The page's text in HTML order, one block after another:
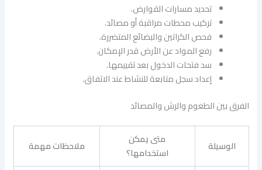
تحديد مسارات القوارض.
تركيب محطات مراقبة أو مصائد.
فحص الكراتين والبضائع المتضررة.
رفع المواد عن الأرض قدر الإمكان.
سد فتحات الدخول بعد تقييمها.
إعداد سجل متابعة للنشاط عند الاتفاق.
الفرق بين الطعوم والرش والمصائد
الوسيلة
متى يمكن
استخدامها؟
ملاحظات مهمة